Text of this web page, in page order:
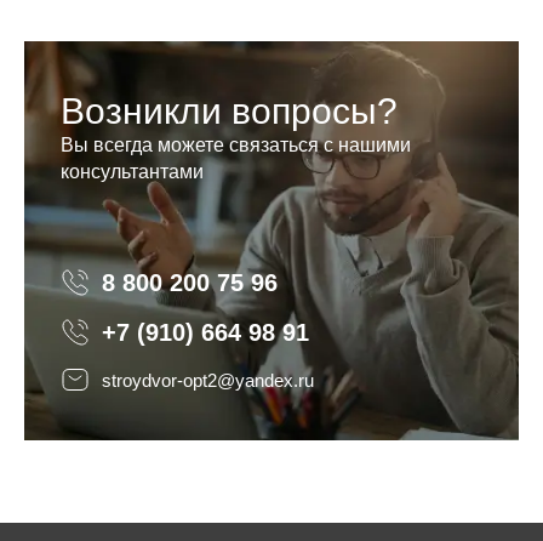
Возникли вопросы?
Вы всегда можете связаться с нашими
консультантами
8 800 200 75 96 8 800 200 75 96
+7 (910) 664 98 91
stroydvor-opt2@yandex.ru